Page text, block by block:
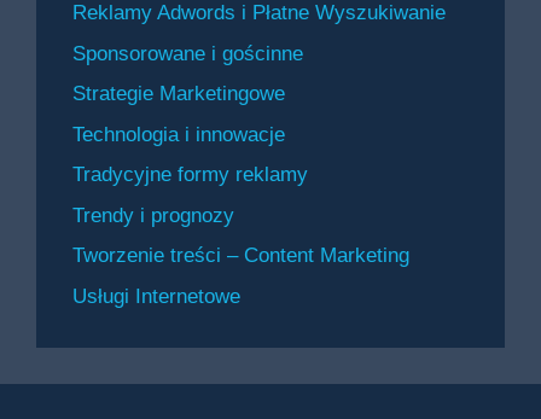
Reklamy Adwords i Płatne Wyszukiwanie
Sponsorowane i gościnne
Strategie Marketingowe
Technologia i innowacje
Tradycyjne formy reklamy
Trendy i prognozy
Tworzenie treści – Content Marketing
Usługi Internetowe